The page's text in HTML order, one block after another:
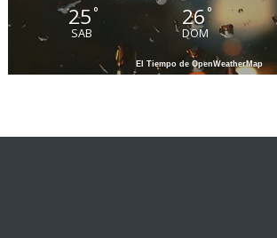
25°
SAB
26 °
DOM
El Tiempo de OpenWeatherMap